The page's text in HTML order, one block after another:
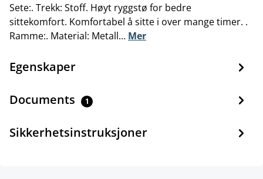
Sete:. Trekk: Stoff. Høyt ryggstø for bedre
sittekomfort. Komfortabel å sitte i over mange timer. .
Ramme:. Material: Metall… Mer
Egenskaper
Documents 1
Sikkerhetsinstruksjoner